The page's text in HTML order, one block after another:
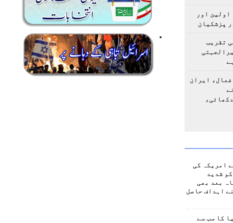
اولین اور
پزشکیان
تقریب
فعال، ایران
امریکہ کی
شدید
بعد بھی
اہداف حاصل
کا سب سے